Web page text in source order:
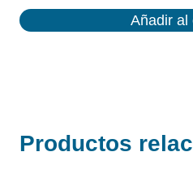
Añadir al
Productos